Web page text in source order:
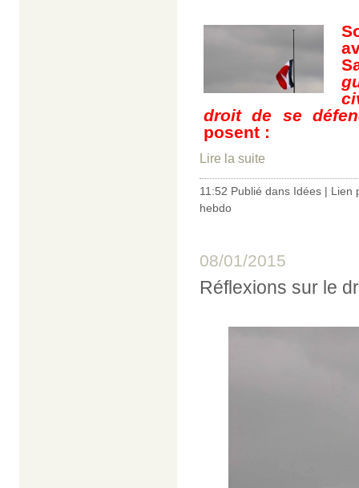
droit de se
posent :
Lire la suite
11:52 Publié dans Idées | Lien
hebdo
08/01/2015
Réflexions sur le